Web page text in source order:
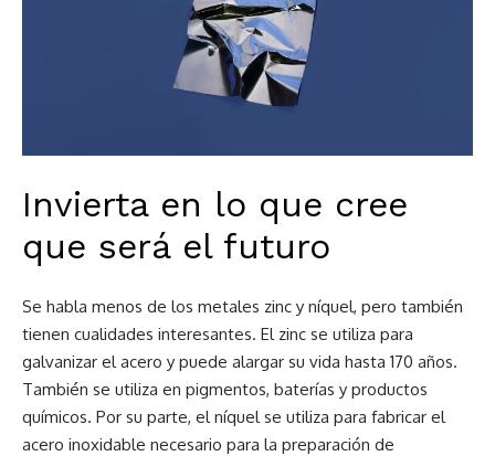
Invierta en lo que cree
que será el futuro
Se habla menos de los metales zinc y níquel, pero también
tienen cualidades interesantes. El zinc se utiliza para
galvanizar el acero y puede alargar su vida hasta 170 años.
También se utiliza en pigmentos, baterías y productos
químicos. Por su parte, el níquel se utiliza para fabricar el
acero inoxidable necesario para la preparación de